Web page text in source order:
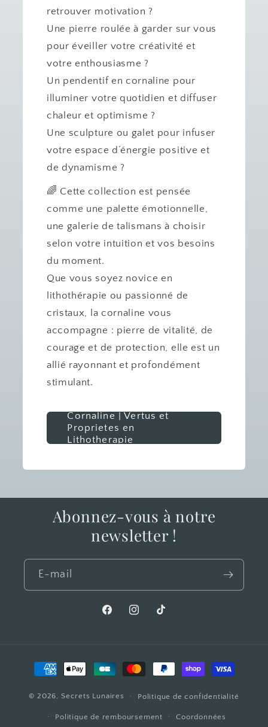
retrouver motivation ?
Une pierre roulée à garder sur vous
pour éveiller votre créativité et
votre enthousiasme ?
Un pendentif en cornaline pour
illuminer votre quotidien et diffuser
chaleur et optimisme ?
Une sculpture ou galet pour infuser
votre espace d’énergie positive et
de dynamisme ?
🌈 Cette collection est pensée
comme une palette émotionnelle,
une galerie de talismans à choisir
selon votre intuition et vos besoins
du moment.
Que vous soyez novice en
lithothérapie ou passionné de
cristaux, la cornaline vous
accompagne : pierre de vitalité, de
courage et de protection, elle est un
allié rayonnant et profondément
stimulant.
Cornaline | Vertus et
Proprietes en
Lithotherapie
Abonnez-vous à notre
newsletter !
E-mail
FacebookInstagramTikTok
Moyens
paiement
© 2026, Secrets Lunaires Politique de confidentialité
Politique de remboursement Coordonnées